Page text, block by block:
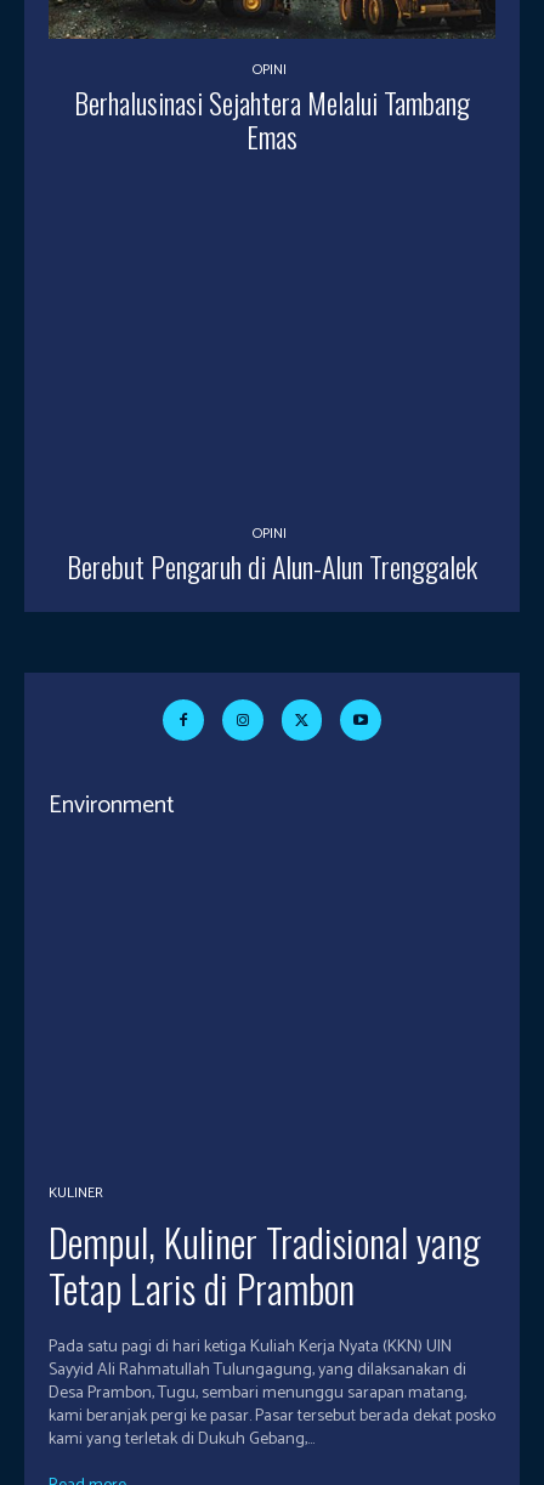
OPINI
Berhalusinasi Sejahtera Melalui Tambang
Emas
OPINI
Berebut Pengaruh di Alun-Alun Trenggalek
Environment
KULINER
Dempul, Kuliner Tradisional yang
Tetap Laris di Prambon
Pada satu pagi di hari ketiga Kuliah Kerja Nyata (KKN) UIN
Sayyid Ali Rahmatullah Tulungagung, yang dilaksanakan di
Desa Prambon, Tugu, sembari menunggu sarapan matang,
kami beranjak pergi ke pasar. Pasar tersebut berada dekat posko
kami yang terletak di Dukuh Gebang,...